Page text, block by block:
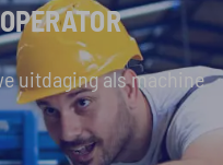
uitdaging als machine